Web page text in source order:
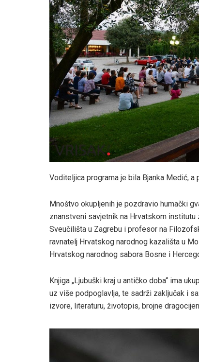
Voditeljica programa je bila Bjanka Medić, a
Mnoštvo okupljenih je pozdravio humački
znanstveni savjetnik na Hrvatskom
Sveučilišta u Zagrebu i profesor na
ravnatelj Hrvatskog narodnog kazališta u
Hrvatskog narodnog sabora Bosne i
Knjiga „Ljubuški kraj u antičko doba“ ima
uz više podpoglavlja, te sadrži zaključak i
izvore, literaturu, životopis, brojne